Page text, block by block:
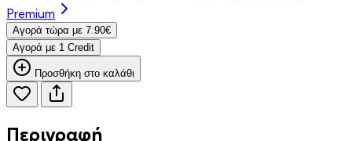
Premium
Aγορά τώρα με 7.90€
Aγορά με 1 Credit
Προσθήκη στο καλάθι
Περιγραφή